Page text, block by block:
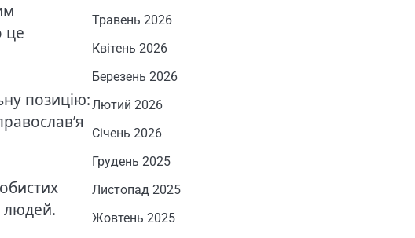
це
позицію:
людей.
Травень 2026
Квітень 2026
Березень 2026
Лютий 2026
Січень 2026
Грудень 2025
Листопад 2025
Жовтень 2025